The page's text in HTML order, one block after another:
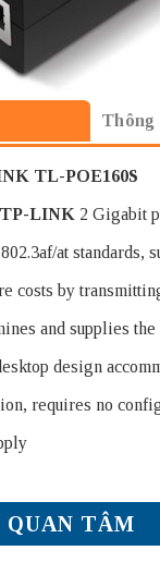
Thông
TL-POE160S
LINK 2 Gigabit
at standards,
costs by
and supplies
design
requires no
QUAN TÂM